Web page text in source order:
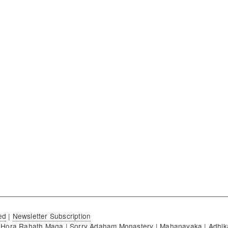
| Newsletter Subscription
Hora Rahath Maga |Sorry Adaham Monastery | Mahanayaka |